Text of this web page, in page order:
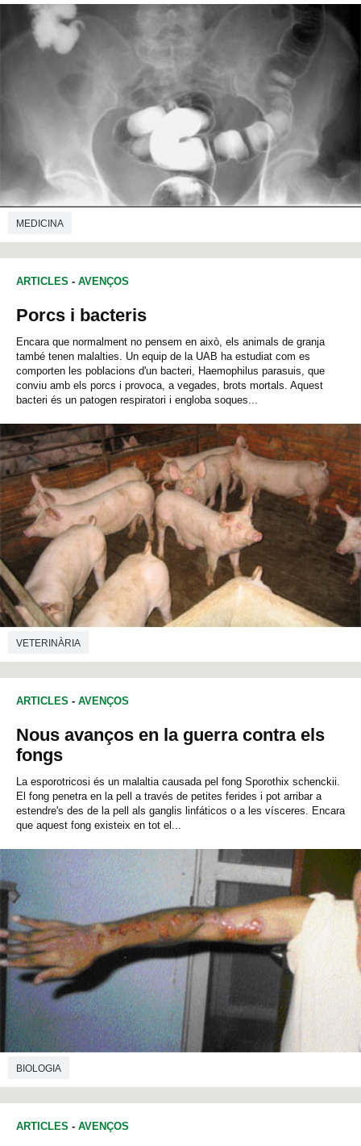
MEDICINA
ARTICLES - AVENÇOS
Porcs i bacteris
Encara que normalment no pensem en això, els animals de granja
també tenen malalties. Un equip de la UAB ha estudiat com es
comporten les poblacions d'un bacteri, Haemophilus parasuis, que
conviu amb els porcs i provoca, a vegades, brots mortals. Aquest
bacteri és un patogen respiratori i engloba soques...
VETERINÀRIA
ARTICLES - AVENÇOS
Nous avanços en la guerra contra els
fongs
La esporotricosi és un malaltia causada pel fong Sporothix schenckii.
El fong penetra en la pell a través de petites ferides i pot arribar a
estendre's des de la pell als ganglis linfáticos o a les vísceres. Encara
que aquest fong existeix en tot el...
BIOLOGIA
ARTICLES - AVENÇOS